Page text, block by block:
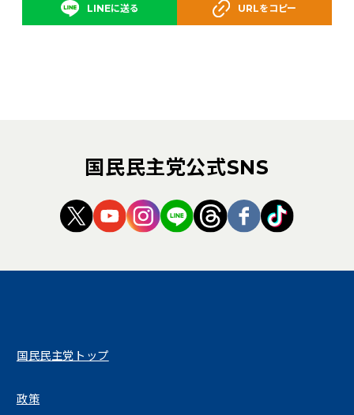
LINEに送る URLをコピー
国民民主党公式SNS
（新しいタブで開く）
（新しいタブで開く）
（新しいタブで開く）
（新しいタブで開く）
（新しいタブで開
（新しいタブ
（新しい
国民民主党トップ
政策